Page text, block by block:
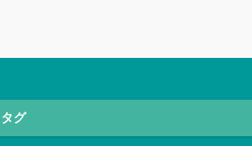
タグ